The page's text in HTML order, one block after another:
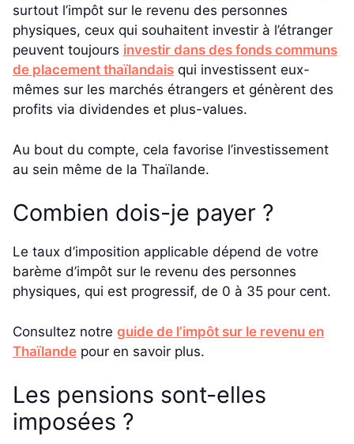
surtout l’impôt sur le revenu des personnes
physiques, ceux qui souhaitent investir à l’étranger
peuvent toujours investir dans des fonds communs
de placement thaïlandais qui investissent eux-
mêmes sur les marchés étrangers et génèrent des
profits via dividendes et plus-values.
Au bout du compte, cela favorise l’investissement
au sein même de la Thaïlande.
Combien dois-je payer ?
Le taux d’imposition applicable dépend de votre
barème d’impôt sur le revenu des personnes
physiques, qui est progressif, de 0 à 35 pour cent.
Consultez notre guide de l’impôt sur le revenu en
Thaïlande pour en savoir plus.
Les pensions sont-elles
imposées ?